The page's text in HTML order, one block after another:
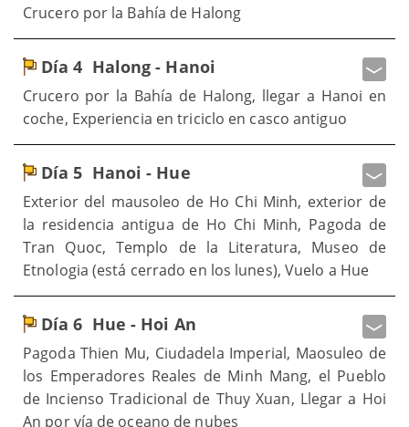
Crucero por la Bahía de Halong
Día 4 Halong - Hanoi
Crucero por la Bahía de Halong, llegar a Hanoi en
coche, Experiencia en triciclo en casco antiguo
Día 5 Hanoi - Hue
Exterior del mausoleo de Ho Chi Minh, exterior de
la residencia antigua de Ho Chi Minh, Pagoda de
Tran Quoc, Templo de la Literatura, Museo de
Etnologia (está cerrado en los lunes), Vuelo a Hue
Día 6 Hue - Hoi An
Pagoda Thien Mu, Ciudadela Imperial, Maosuleo de
los Emperadores Reales de Minh Mang, el Pueblo
de Incienso Tradicional de Thuy Xuan, Llegar a Hoi
An por vía de oceano de nubes